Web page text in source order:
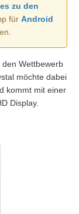
zu den
für Android
Wettbewerb
möchte dabei
kommt mit einer
Display.